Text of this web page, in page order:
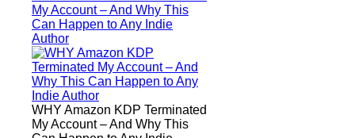
My Account – And Why This
Can Happen to Any Indie
Author
WHY Amazon KDP Terminated
My Account – And Why This